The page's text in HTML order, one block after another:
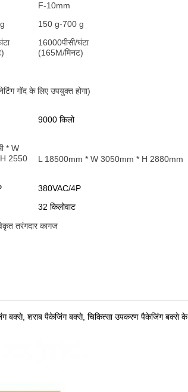
F-10mm
150 g-700 g
16000पीसी/घंटा
(165M/मिनट)
गोंद के लिए उपयुक्त होगा)
9000 किलो
* W
H 2550
L 18500mm * W 3050mm * H 2880mm
380VAC/4P
32 किलोवाट
तरंगदार कागज
शराब पैकेजिंग बक्से, चिकित्सा उपकरण पैकेजिंग बक्से के